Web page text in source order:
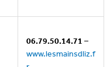
06.79.50.14.71 –
www.lesmainsdliz.f